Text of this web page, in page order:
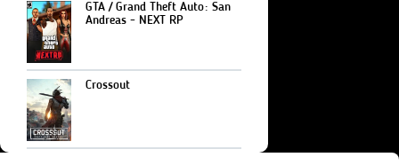
GTA / Grand Theft Auto: San
Andreas - NEXT RP
Crossout